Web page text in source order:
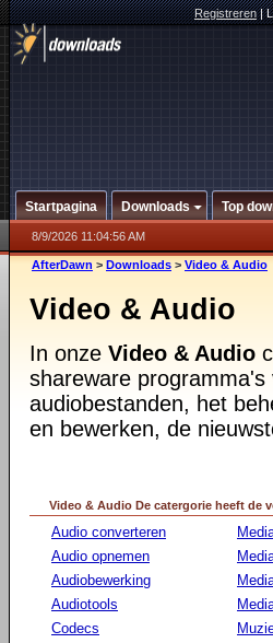
Registreren|
Startpagina Downloads Top
8/9/2026 11:04:56 AM
AfterDawn > Downloads > Video & Audio
Video & Audio
In onze Video & Audio
shareware
audiobestanden, het
en bewerken, de
Video & Audio De catergorie heeft de
Audio converteren
Audio opnemen
Audiobewerking
Audiotools
Codecs